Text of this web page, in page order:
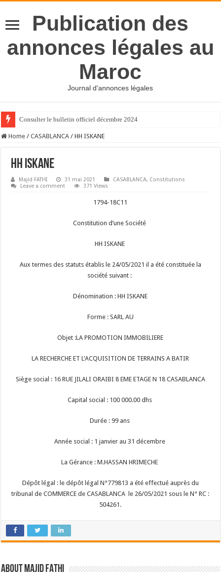
Publication des
annonces légales au
Maroc
Journal d'annonces légales
Consulter le bulletin officiel décembre 2024
Home / CASABLANCA / HH ISKANE
HH ISKANE
Majid FATHI 31 mai 2021 CASABLANCA, Constitutions
Leave a comment
371 Views
1794-18C11
Constitution d’une Société
HH ISKANE
Aux termes des statuts établis le 24/05/2021 il a été constituée la
société suivant :
Dénomination : HH ISKANE
Forme : SARL AU
Objet :LA PROMOTION IMMOBILIERE
LA RECHERCHE ET L’ACQUISITION DE TERRAINS A BATIR
Siège social : 16 RUE JILALI ORAIBI 8 EME ETAGE N 18 CASABLANCA
Capital social : 100 000.00 dhs
Durée : 99 ans
Année social : 1 janvier au 31 décembre
La Gérance : M.HASSAN HRIMECHE
Dépôt légal : le dépôt légal N°779813 a été effectué auprès du
tribunal de COMMERCE de CASABLANCA le 26/05/2021 sous le N° RC :
504261.
About Majid FATHI